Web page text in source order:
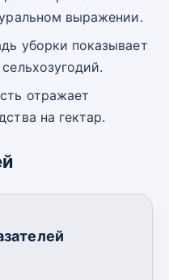
выражении.
уборки показывает
отражает
на гектар.